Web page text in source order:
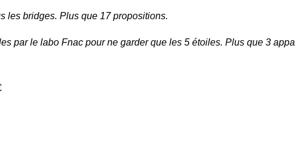
les bridges. Plus que 17 propositions.
par le labo Fnac pour ne garder que les 5 étoiles. Plus que 3